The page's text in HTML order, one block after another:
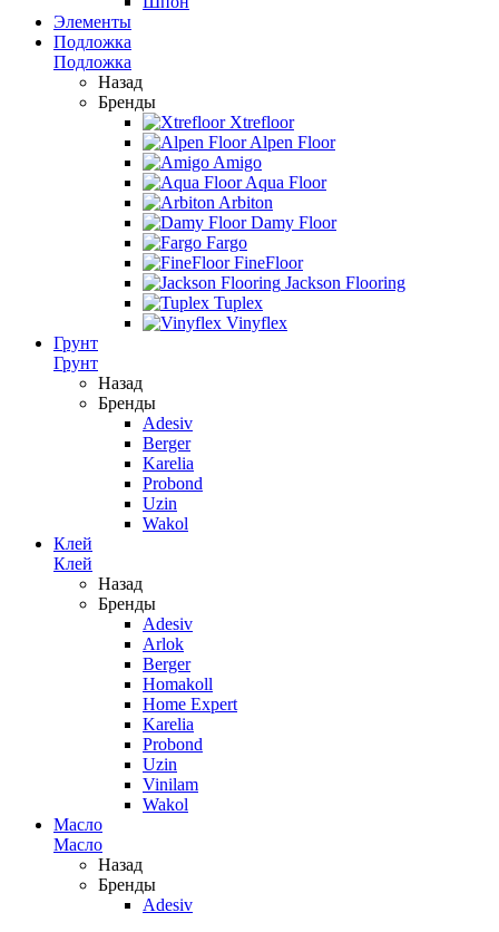
Элементы
Подложка
Подложка
Назад
Бренды
Xtrefloor
Alpen Floor
Amigo
Aqua Floor
Arbiton
Damy Floor
Fargo
FineFloor
Jackson Flooring
Tuplex
Vinyflex
Грунт
Грунт
Назад
Бренды
Adesiv
Berger
Karelia
Probond
Uzin
Wakol
Клей
Клей
Назад
Бренды
Adesiv
Arlok
Berger
Homakoll
Home Expert
Karelia
Probond
Uzin
Vinilam
Wakol
Масло
Масло
Назад
Бренды
Adesiv